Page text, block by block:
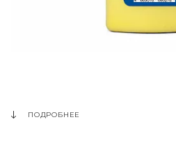
ПОДРОБНЕЕ